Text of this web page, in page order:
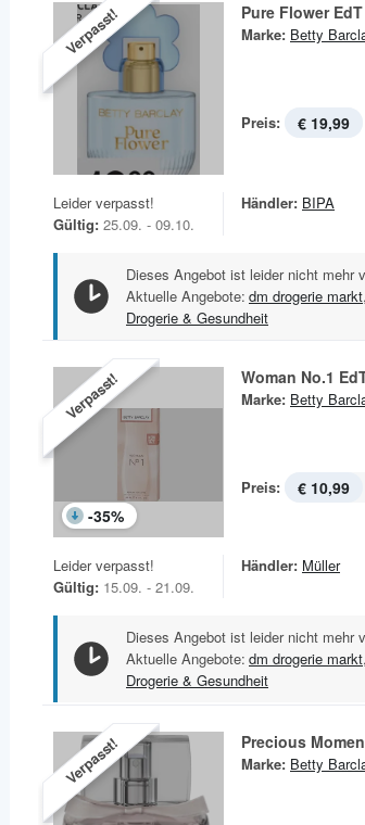
Verpasst! Pure Flower EdT
Marke: Betty
Preis: € 19,99
Leider verpasst!
Gültig: 25.09. - 09.10.
Händler: BIPA
Dieses Angebot ist leider nicht mehr
Aktuelle Angebote: dm drogerie markt,
Drogerie & Gesundheit
Verpasst!
-35%
Woman No.1
Marke: Betty
Preis: € 10,99
Leider verpasst!
Gültig: 15.09. - 21.09.
Händler: Müller
Dieses Angebot ist leider nicht mehr
Aktuelle Angebote: dm drogerie markt,
Drogerie & Gesundheit
Verpasst! Precious
Marke: Betty